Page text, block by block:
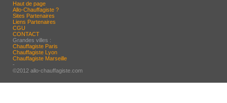
Haut de page
Allo-Chauffagiste ?
Sites Partenaires
Liens Partenaires
CGU
CONTACT
Grandes villes :
Chauffagiste Paris
Chauffagiste Lyon
Chauffagiste Marseille
-
©2012 allo-chauffagiste.com